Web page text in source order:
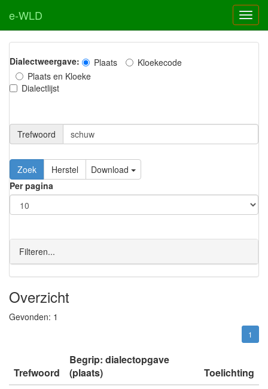
e-WLD
Dialectweergave: Plaats
Kloekecode
Plaats en Kloeke
Dialectlijst
Trefwoord
Download
Per pagina
Filteren...
Overzicht
Gevonden: 1
1
Trefwoord
Begrip: dialectopgave
(plaats)
Toelichting